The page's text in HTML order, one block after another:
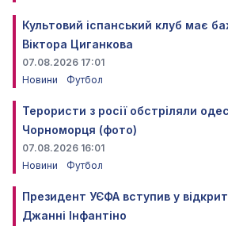
Культовий іспанський клуб має
Віктора Циганкова
07.08.2026 17:01
Новини
Футбол
Терористи з росії обстріляли
Чорноморця (фото)
07.08.2026 16:01
Новини
Футбол
Президент УЄФА вступив у
Джанні Інфантіно